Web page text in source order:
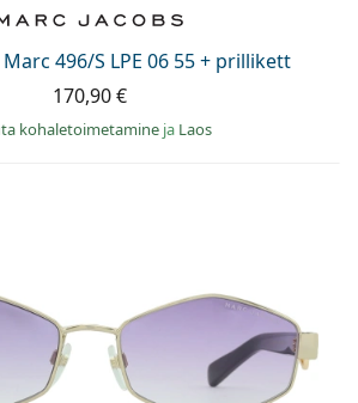
496/S LPE 06 55 + prillikett
170,90 €
kohaletoimetamine ja Laos